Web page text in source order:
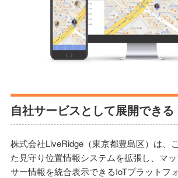
自社サービスとして展開できる
株式会社LiveRidge（東京都豊島区）は、
た見守り位置情報システムを拡張し、マ
サー情報を統合表示できるIoTプラットフ